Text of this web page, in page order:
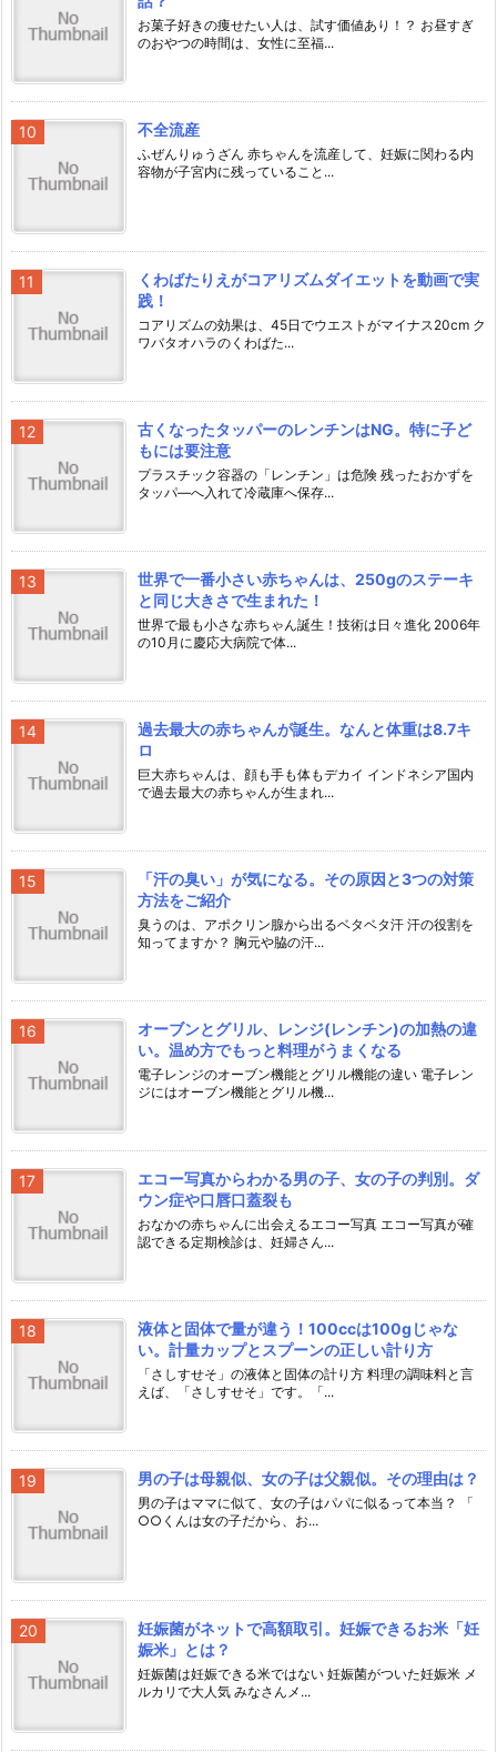
お菓子好きの痩せたい人は、試す価値あり！？ お昼すぎ
のおやつの時間は、女性に至福...
不全流産
ふぜんりゅうざん 赤ちゃんを流産して、妊娠に関わる内
容物が子宮内に残っていること...
くわばたりえがコアリズムダイエットを動画で実
践！
コアリズムの効果は、45日でウエストがマイナス20cm ク
ワバタオハラのくわばた...
古くなったタッパーのレンチンはNG。特に子ど
もには要注意
プラスチック容器の「レンチン」は危険 残ったおかずを
タッパ―へ入れて冷蔵庫へ保存...
世界で一番小さい赤ちゃんは、250gのステーキ
と同じ大きさで生まれた！
世界で最も小さな赤ちゃん誕生！技術は日々進化 2006年
の10月に慶応大病院で体...
過去最大の赤ちゃんが誕生。なんと体重は8.7キ
ロ
巨大赤ちゃんは、顔も手も体もデカイ インドネシア国内
で過去最大の赤ちゃんが生まれ...
「汗の臭い」が気になる。その原因と3つの対策
方法をご紹介
臭うのは、アポクリン腺から出るベタベタ汗 汗の役割を
知ってますか？ 胸元や脇の汗...
オーブンとグリル、レンジ(レンチン)の加熱の違
い。温め方でもっと料理がうまくなる
電子レンジのオーブン機能とグリル機能の違い 電子レン
ジにはオーブン機能とグリル機...
エコー写真からわかる男の子、女の子の判別。ダ
ウン症や口唇口蓋裂も
おなかの赤ちゃんに出会えるエコー写真 エコー写真が確
認できる定期検診は、妊婦さん...
液体と固体で量が違う！100ccは100gじゃな
い。計量カップとスプーンの正しい計り方
「さしすせそ」の液体と固体の計り方 料理の調味料と言
えば、「さしすせそ」です。「...
男の子は母親似、女の子は父親似。その理由は？
男の子はママに似て、女の子はパパに似るって本当？ 「
○○くんは女の子だから、お...
妊娠菌がネットで高額取引。妊娠できるお米「妊
娠米」とは？
妊娠菌は妊娠できる米ではない 妊娠菌がついた妊娠米 メ
ルカリで大人気 みなさんメ...